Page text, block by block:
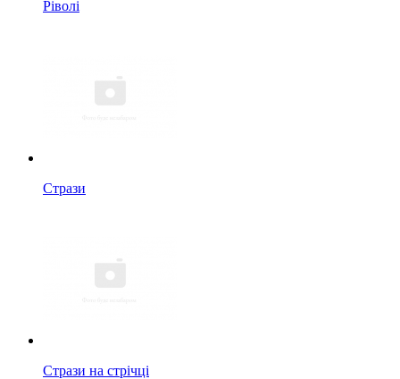
Ріволі
Стрази
Стрази на стрічці